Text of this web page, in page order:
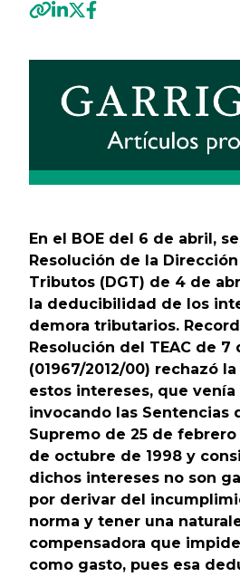
En el BOE del 6 de abril,
Resolución de la
Tributos (DGT) de 4 de
la deducibilidad de los
demora tributarios.
Resolución del TEAC de 7
(01967/2012/00) rechazó
estos intereses, que
invocando las Sentencias
Supremo de 25 de
de octubre de 1998 y
dichos intereses no son
por derivar del
norma y tener una
compensadora que
como gasto, pues esa